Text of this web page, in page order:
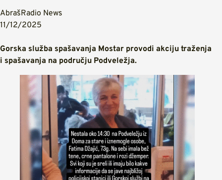
AbrašRadio News
11/12/2025
Gorska služba spašavanja Mostar provodi akciju traženja
i spašavanja na području Podveležja.